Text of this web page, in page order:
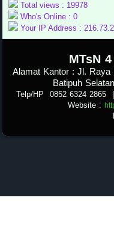
Total views : 19978
Who's Online : 0
Your IP Address :
MTsN
Alamat Kantor : Jl. Raya
Batipuh
Telp/HP 0852 6324 2865
Website :